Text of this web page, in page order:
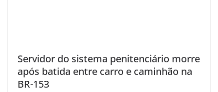
Servidor do sistema penitenciário morre
após batida entre carro e caminhão na
BR-153